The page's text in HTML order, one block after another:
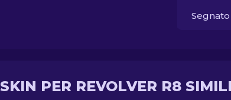
SKIN PER REVOLVER R8 SIMILI